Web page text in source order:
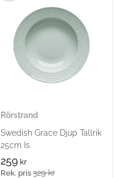
Rörstrand
Swedish Grace Djup Tallrik
25cm Is
259 kr
329kr